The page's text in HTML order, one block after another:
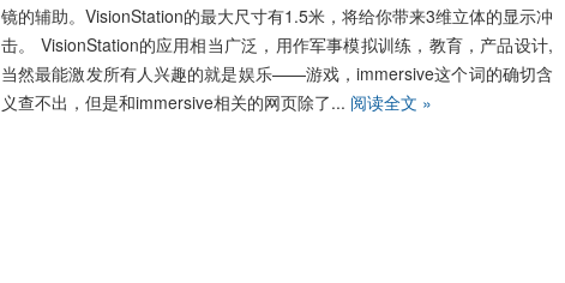
镜的辅助。VisionStation的最大尺寸有1.5米，将给你带来3维立体的显示冲
击。 VisionStation的应用相当广泛，用作军事模拟训练，教育，产品设计,
当然最能激发所有人兴趣的就是娱乐——游戏，immersive这个词的确切含
义查不出，但是和immersive相关的网页除了... 阅读全文 »